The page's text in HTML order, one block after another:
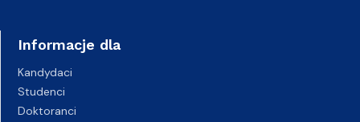
Informacje dla
Kandydaci
Studenci
Doktoranci